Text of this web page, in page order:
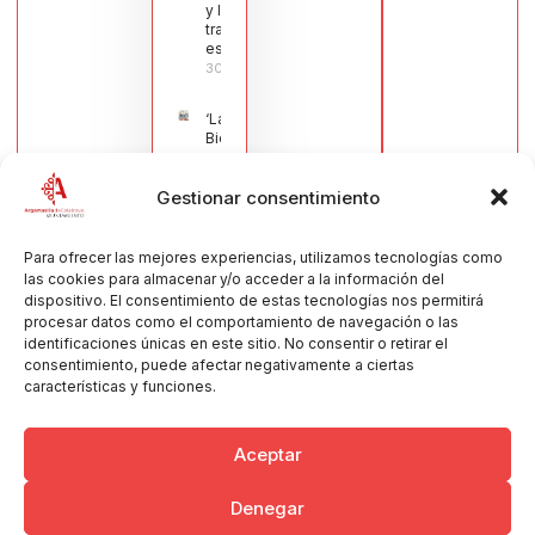
Gestionar consentimiento
Para ofrecer las mejores experiencias, utilizamos tecnologías como
las cookies para almacenar y/o acceder a la información del
dispositivo. El consentimiento de estas tecnologías nos permitirá
procesar datos como el comportamiento de navegación o las
identificaciones únicas en este sitio. No consentir o retirar el
consentimiento, puede afectar negativamente a ciertas
características y funciones.
Aceptar
Denegar
y la navaja
tradicional
española
30/07/2026
‘La
Bienvenida’,
estampa de
de la Virgen
Muñoz
Muñoz,
anuncia las
Fiestas
Patronales
2026
30/07/2026